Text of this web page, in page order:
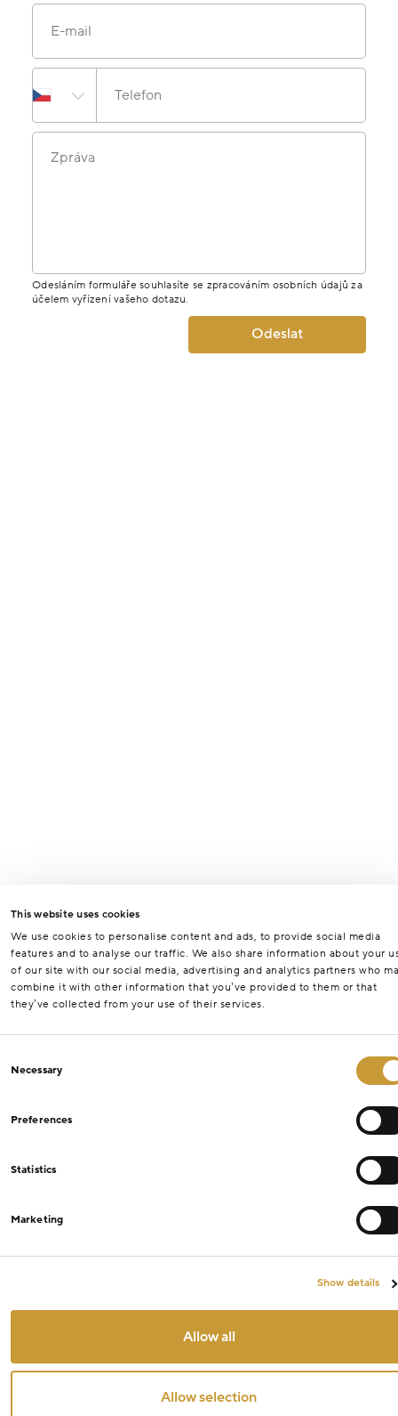
This website uses cookies
We use cookies to personalise content and ads, to provide social media
features and to analyse our traffic. We also share information about your
of our site with our social media, advertising and analytics partners who
combine it with other information that you’ve provided to them or that
they’ve collected from your use of their services.
Selection
Necessary
Preferences
Statistics
Marketing
Show details
Allow all
Allow selection
E-mail
Telefon
Zpráva
Odesláním formuláře souhlasíte se zpracováním osobních údajů za
účelem vyřízení vašeho dotazu.
Odeslat